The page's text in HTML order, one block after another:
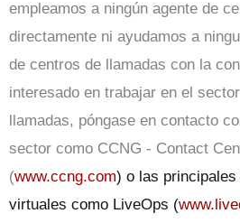
empleamos a ningún agente de
directamente ni ayudamos a
de centros de llamadas con la
interesado en trabajar en el
llamadas, póngase en contacto
sector como CCNG - Contact
(www.ccng.com) o las
virtuales como LiveOps (